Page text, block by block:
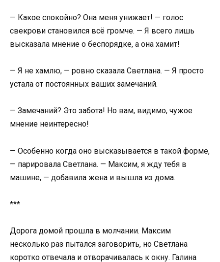
— Какое спокойно? Она меня унижает! — голос
свекрови становился всё громче. — Я всего лишь
высказала мнение о беспорядке, а она хамит!
— Я не хамлю, — ровно сказала Светлана. — Я просто
устала от постоянных ваших замечаний.
— Замечаний? Это забота! Но вам, видимо, чужое
мнение неинтересно!
— Особенно когда оно высказывается в такой форме,
— парировала Светлана. — Максим, я жду тебя в
машине, — добавила жена и вышла из дома.
***
Дорога домой прошла в молчании. Максим
несколько раз пытался заговорить, но Светлана
коротко отвечала и отворачивалась к окну. Галина